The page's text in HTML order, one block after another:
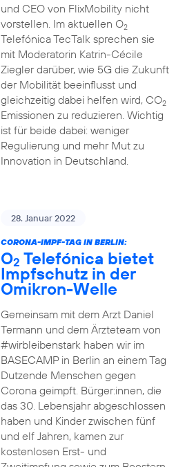
und CEO von FlixMobility nicht
vorstellen. Im aktuellen O2
Telefónica TecTalk sprechen sie
mit Moderatorin Katrin-Cécile
Ziegler darüber, wie 5G die Zukunft
der Mobilität beeinflusst und
gleichzeitig dabei helfen wird, CO2
Emissionen zu reduzieren. Wichtig
ist für beide dabei: weniger
Regulierung und mehr Mut zu
Innovation in Deutschland.
28. Januar 2022
CORONA-IMPF-TAG IN BERLIN:
O2 Telefónica bietet
Impfschutz in der
Omikron-Welle
Gemeinsam mit dem Arzt Daniel
Termann und dem Ärzteteam von
#wirbleibenstark haben wir im
BASECAMP in Berlin an einem Tag
Dutzende Menschen gegen
Corona geimpft. Bürger:innen, die
das 30. Lebensjahr abgeschlossen
haben und Kinder zwischen fünf
und elf Jahren, kamen zur
kostenlosen Erst- und